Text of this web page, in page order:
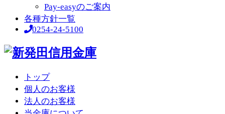
Pay-easyのご案内
各種方針一覧
0254-24-5100
トップ
個人のお客様
法人のお客様